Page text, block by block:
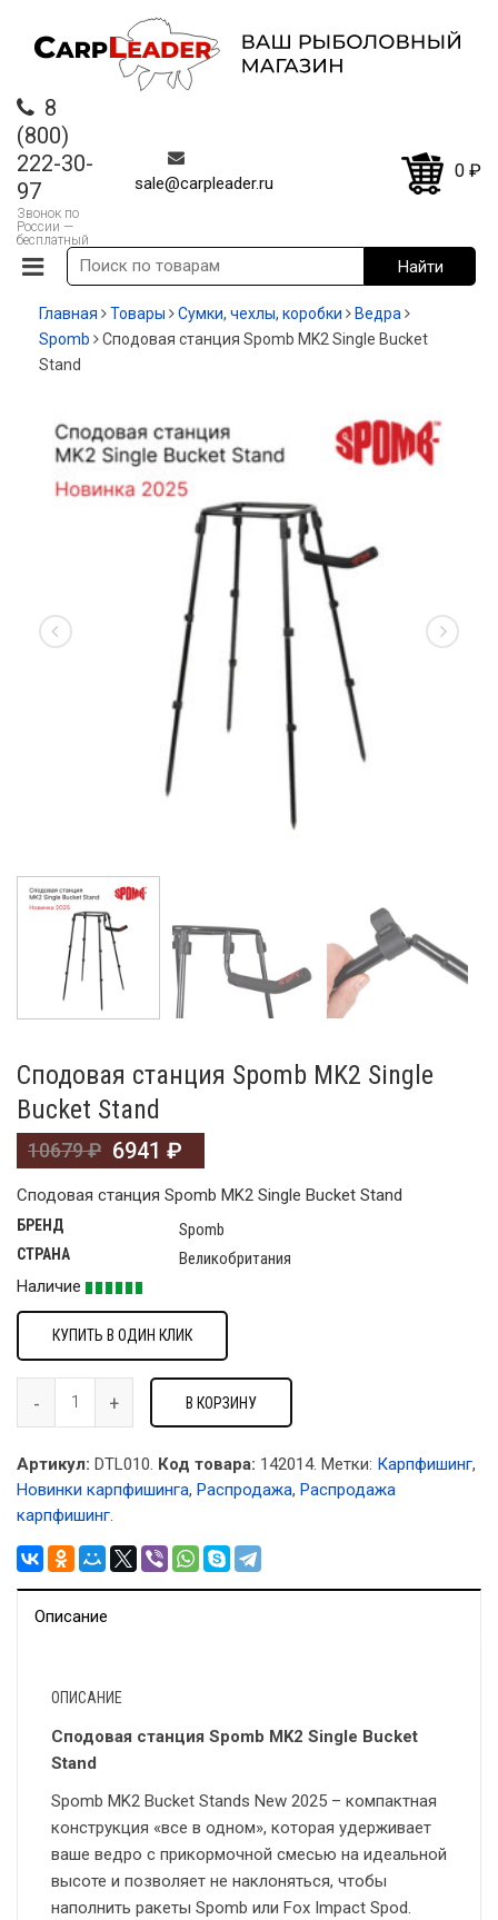
8
(800)
222-30-
97
Звонок по
России —
бесплатный
sale@carpleader.ru
0 ₽
Главная Товары Сумки, чехлы, коробки
Ведра
Spomb
Сподовая станция Spomb MK2 Single Bucket
Stand
-35%
Сподовая станция Spomb MK2 Single
Bucket Stand
10679₽ 6941 ₽
Сподовая станция Spomb MK2 Single Bucket Stand
БРЕНД Spomb
СТРАНА
Великобритания
Наличие
КУПИТЬ В ОДИН КЛИК
В КОРЗИНУ
Артикул: DTL010. Код товара: 142014. Метки: Карпфишинг,
Новинки карпфишинга, Распродажа, Распродажа
карпфишинг.
Описание
ОПИСАНИЕ
Сподовая станция Spomb MK2 Single Bucket
Stand
Spomb MK2 Bucket Stands New 2025 – компактная
конструкция «все в одном», которая удерживает
ваше ведро с прикормочной смесью на идеальной
высоте и позволяет не наклоняться, чтобы
наполнить ракеты Spomb или Fox Impact Spod.